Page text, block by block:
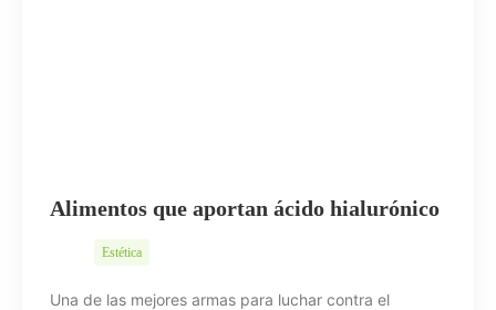
Alimentos que aportan ácido hialurónico
Estética
Una de las mejores armas para luchar contra el